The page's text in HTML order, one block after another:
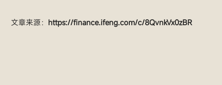
文章来源： https://finance.ifeng.com/c/8QvnkVx0zBR